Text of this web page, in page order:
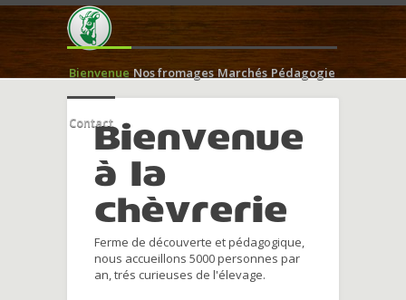
Bienvenue Nos fromages Marchés Pédagogie
ContactBienvenue
à la
chèvrerie
Ferme de découverte et pédagogique,
nous accueillons 5000 personnes par
an, trés curieuses de l'élevage.